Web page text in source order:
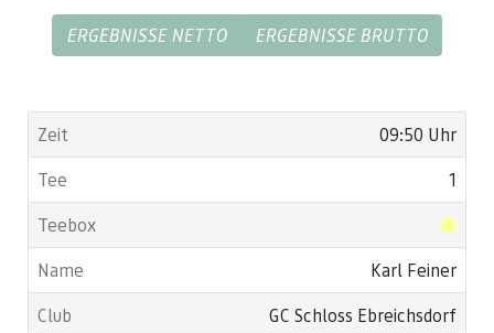
ERGEBNISSE NETTO ERGEBNISSE BRUTTO
09:50 Uhr
1
Karl Feiner
GC Schloss Ebreichsdorf